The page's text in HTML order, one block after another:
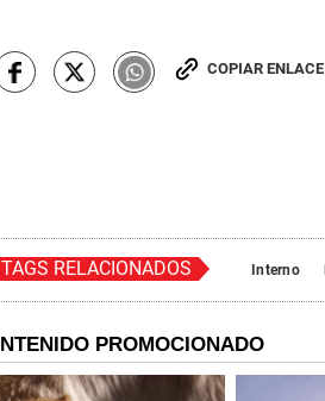
COPIAR ENLACE
TAGS RELACIONADOS Interno